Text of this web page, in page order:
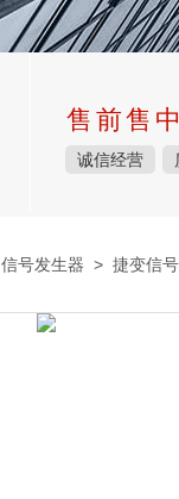
售前售
诚信经营
信号发生器 > 捷变信